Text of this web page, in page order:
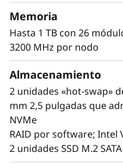
cuatro servidores
anchura y
V2, contenidos en
ThinkSystem DA240
usuario integrar
bastidor estándar
red. Esto se traduce
de procesamiento
Memoria
Hasta 1 TB con 26
3200 MHz por nodo
Almacenamiento
2 unidades «hot-swap»
mm 2,5 pulgadas que
NVMe
RAID por software; Intel
2 unidades SSD M.2